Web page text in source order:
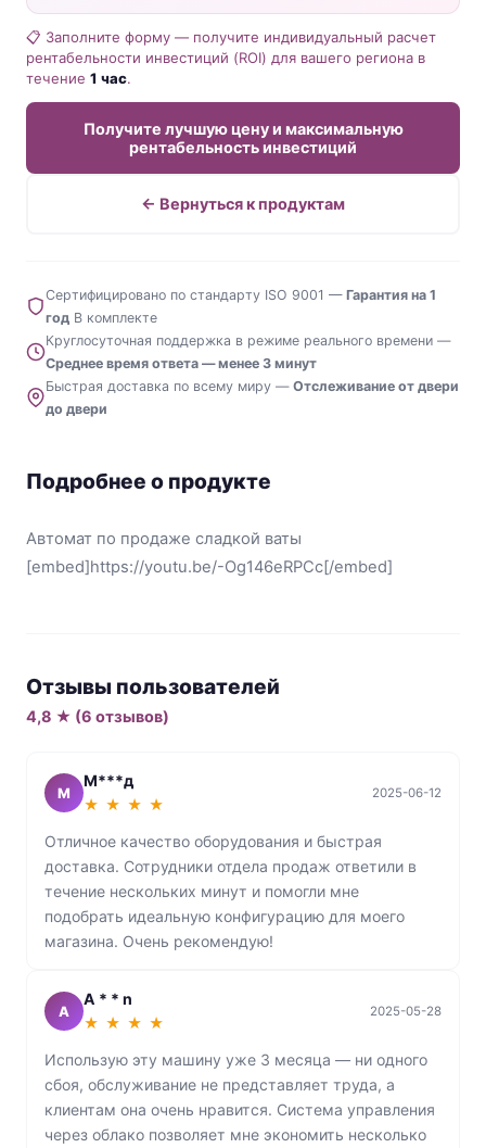
📋 Заполните форму — получите индивидуальный расчет
рентабельности инвестиций (ROI) для вашего региона в
течение 1 час.
Получите лучшую цену и максимальную
рентабельность инвестиций
← Вернуться к продуктам
Сертифицировано по стандарту ISO 9001 — Гарантия на 1
год В комплекте
Круглосуточная поддержка в режиме реального времени —
Среднее время ответа — менее 3 минут
Быстрая доставка по всему миру — Отслеживание от двери
до двери
Подробнее о продукте
Автомат по продаже сладкой ваты
[embed]https://youtu.be/-Og146eRPCc[/embed]
Отзывы пользователей
4,8 ★ (6 отзывов)
M
М***д
★ ★ ★ ★
2025-06-12
Отличное качество оборудования и быстрая
доставка. Сотрудники отдела продаж ответили в
течение нескольких минут и помогли мне
подобрать идеальную конфигурацию для моего
магазина. Очень рекомендую!
A
A * * n
★ ★ ★ ★
2025-05-28
Использую эту машину уже 3 месяца — ни одного
сбоя, обслуживание не представляет труда, а
клиентам она очень нравится. Система управления
через облако позволяет мне экономить несколько